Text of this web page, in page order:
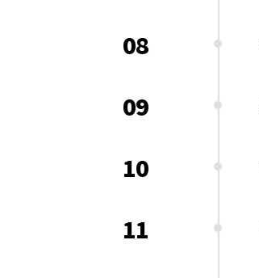
08
09
10
11